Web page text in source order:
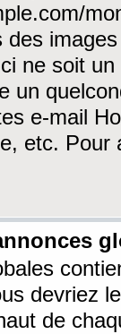
des
ne soit
un
e-mail
etc. Pour
devriez
de